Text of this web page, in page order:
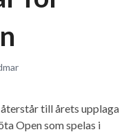
till årets upplaga
Open som spelas i